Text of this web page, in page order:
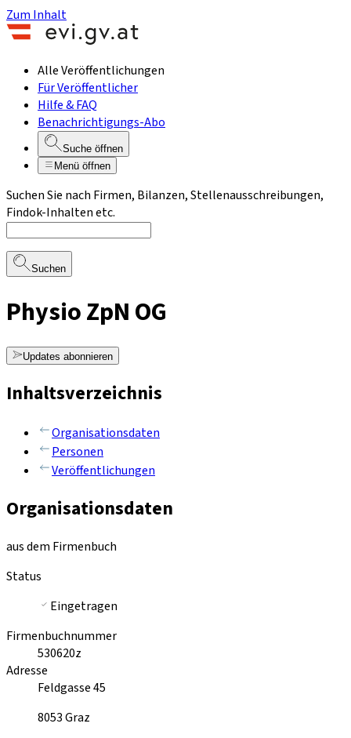
Zum Inhalt
Alle Veröffentlichungen
Für Veröffentlicher
Hilfe & FAQ
Benachrichtigungs-Abo
Suche öffnen
Menü öffnen
Suchen Sie nach Firmen, Bilanzen, Stellenausschreibungen,
Findok-Inhalten etc.
Suchen
Physio ZpN OG
Updates abonnieren
Inhaltsverzeichnis
Organisationsdaten
Personen
Veröffentlichungen
Organisationsdaten
aus dem Firmenbuch
Status
Eingetragen
Firmenbuchnummer
530620z
Adresse
Feldgasse 45
8053Graz